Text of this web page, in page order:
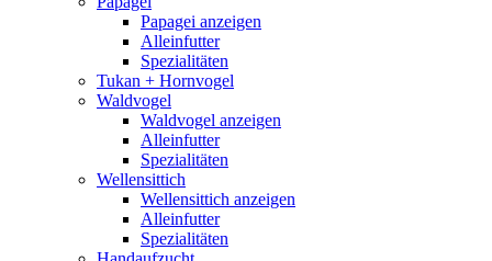
Papagei anzeigen
Alleinfutter
Spezialitäten
Tukan + Hornvogel
Waldvogel
Waldvogel anzeigen
Alleinfutter
Spezialitäten
Wellensittich
Wellensittich anzeigen
Alleinfutter
Spezialitäten